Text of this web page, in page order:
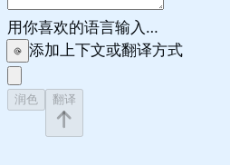
用你喜欢的语言输入…
添加上下文或翻译方式
润色 翻译